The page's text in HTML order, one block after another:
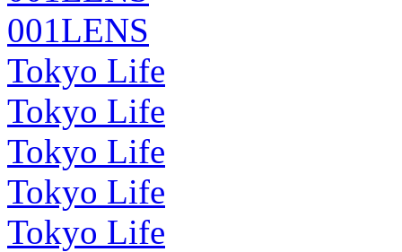
001LENS
Tokyo Life
Tokyo Life
Tokyo Life
Tokyo Life
Tokyo Life